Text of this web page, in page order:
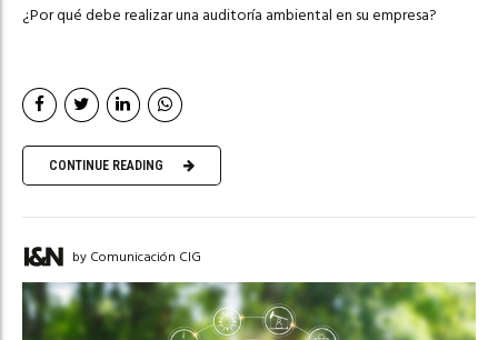
¿Por qué debe realizar una auditoría ambiental en su empresa?
CONTINUE READING
by Comunicación CIG